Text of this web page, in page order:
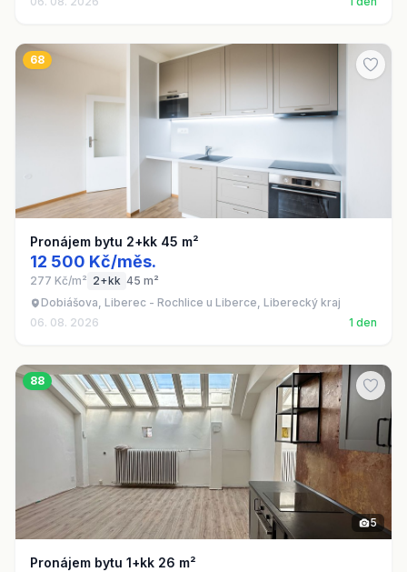
68
Pronájem bytu 2+kk 45 m²
12 500 Kč/měs.
277 Kč/m² 2+kk 45 m²
Dobiášova, Liberec - Rochlice u Liberce, Liberecký kraj
06. 08. 2026
1 den
88
5
Pronájem bytu 1+kk 26 m²